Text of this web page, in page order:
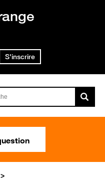
S'inscrire